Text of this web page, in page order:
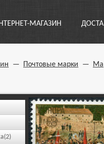
МАГАЗИН
— Почтовые марки —